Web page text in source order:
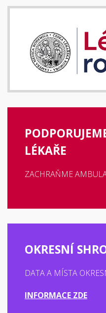
LÉKAŘE
ZACHRAŇME
OKRESNÍ
DATA A MÍSTA
INFORMACE ZDE